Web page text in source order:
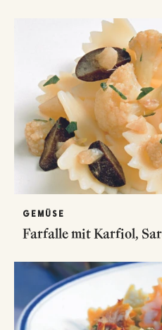
GEMÜSE
Farfalle mit Karfiol,